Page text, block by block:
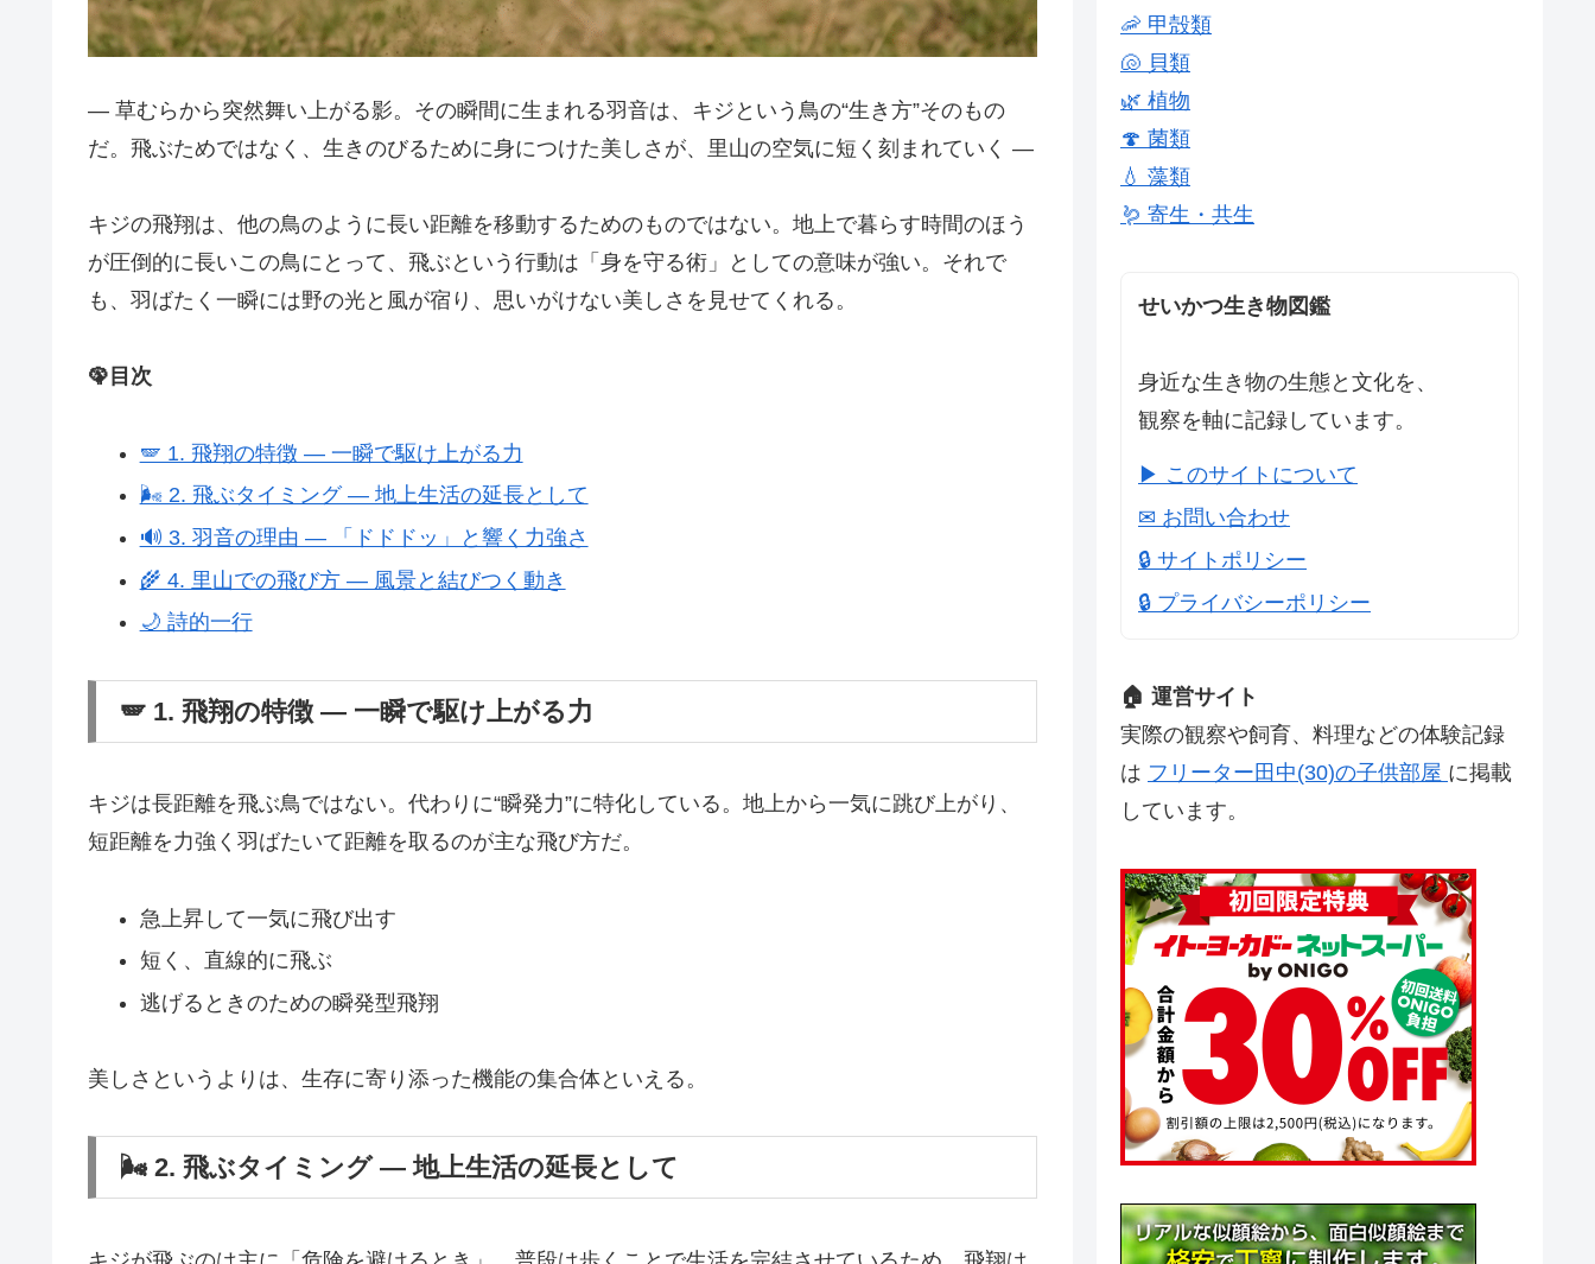
― 草むらから突然舞い上がる影。その瞬間に生まれる羽音は、キジという鳥の“生き方”そのもの
だ。飛ぶためではなく、生きのびるために身につけた美しさが、里山の空気に短く刻まれていく ―
キジの飛翔は、他の鳥のように長い距離を移動するためのものではない。地上で暮らす時間のほう
が圧倒的に長いこの鳥にとって、飛ぶという行動は「身を守る術」としての意味が強い。それで
も、羽ばたく一瞬には野の光と風が宿り、思いがけない美しさを見せてくれる。
🦚目次
🪽 1. 飛翔の特徴 ― 一瞬で駆け上がる力
🌬 2. 飛ぶタイミング ― 地上生活の延長として
🔊 3. 羽音の理由 ― 「ドドドッ」と響く力強さ
🌾 4. 里山での飛び方 ― 風景と結びつく動き
🌙 詩的一行
🪽 1. 飛翔の特徴 ― 一瞬で駆け上がる力
キジは長距離を飛ぶ鳥ではない。代わりに“瞬発力”に特化している。地上から一気に跳び上がり、
短距離を力強く羽ばたいて距離を取るのが主な飛び方だ。
急上昇して一気に飛び出す
短く、直線的に飛ぶ
逃げるときのための瞬発型飛翔
美しさというよりは、生存に寄り添った機能の集合体といえる。
🌬 2. 飛ぶタイミング ― 地上生活の延長として
🦐 甲殻類
🐚 貝類
🌿 植物
🍄 菌類
💧 藻類
🪱 寄生・共生
せいかつ生き物図鑑
身近な生き物の生態と文化を、
観察を軸に記録しています。
▶ このサイトについて
✉ お問い合わせ
🔒 サイトポリシー
🔒 プライバシーポリシー
🏠 運営サイト
実際の観察や飼育、料理などの体験記録
は フリーター田中(30)の子供部屋 に掲載
しています。